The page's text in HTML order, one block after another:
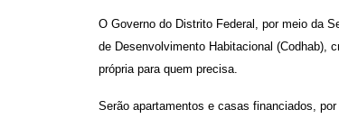
O Governo do Distrito Federal, por meio da
de Desenvolvimento Habitacional (Codhab),
própria para quem precisa.
Serão apartamentos e casas financiados,